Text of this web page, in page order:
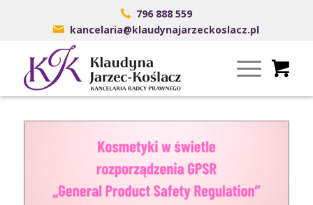
796 888 559
kancelaria@klaudynajarzeckoslacz.pl